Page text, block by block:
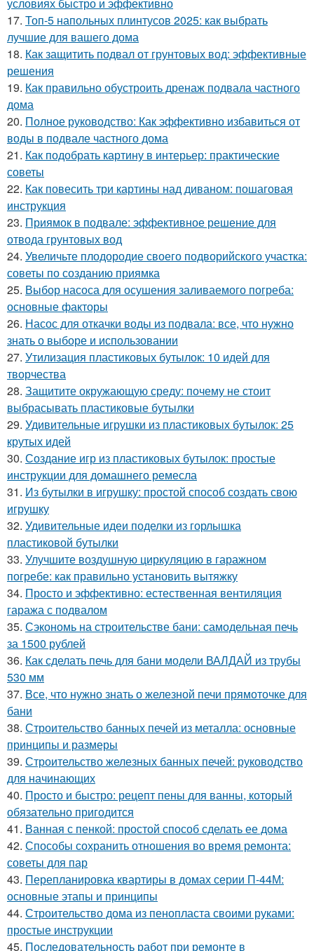
условиях быстро и эффективно
17. Топ-5 напольных плинтусов 2025: как выбрать
лучшие для вашего дома
18. Как защитить подвал от грунтовых вод: эффективные
решения
19. Как правильно обустроить дренаж подвала частного
дома
20. Полное руководство: Как эффективно избавиться от
воды в подвале частного дома
21. Как подобрать картину в интерьер: практические
советы
22. Как повесить три картины над диваном: пошаговая
инструкция
23. Приямок в подвале: эффективное решение для
отвода грунтовых вод
24. Увеличьте плодородие своего подворийского участка:
советы по созданию приямка
25. Выбор насоса для осушения заливаемого погреба:
основные факторы
26. Насос для откачки воды из подвала: все, что нужно
знать о выборе и использовании
27. Утилизация пластиковых бутылок: 10 идей для
творчества
28. Защитите окружающую среду: почему не стоит
выбрасывать пластиковые бутылки
29. Удивительные игрушки из пластиковых бутылок: 25
крутых идей
30. Создание игр из пластиковых бутылок: простые
инструкции для домашнего ремесла
31. Из бутылки в игрушку: простой способ создать свою
игрушку
32. Удивительные идеи поделки из горлышка
пластиковой бутылки
33. Улучшите воздушную циркуляцию в гаражном
погребе: как правильно установить вытяжку
34. Просто и эффективно: естественная вентиляция
гаража с подвалом
35. Сэкономь на строительстве бани: самодельная печь
за 1500 рублей
36. Как сделать печь для бани модели ВАЛДАЙ из трубы
530 мм
37. Все, что нужно знать о железной печи прямоточке для
бани
38. Строительство банных печей из металла: основные
принципы и размеры
39. Строительство железных банных печей: руководство
для начинающих
40. Просто и быстро: рецепт пены для ванны, который
обязательно пригодится
41. Ванная с пенкой: простой способ сделать ее дома
42. Способы сохранить отношения во время ремонта:
советы для пар
43. Перепланировка квартиры в домах серии П-44М:
основные этапы и принципы
44. Строительство дома из пенопласта своими руками:
простые инструкции
45. Последовательность работ при ремонте в